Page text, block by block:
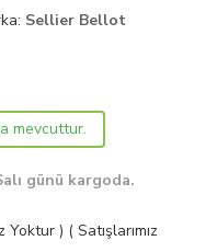
Sellier Bellot
mevcuttur.
günü kargoda.
Yoktur ) ( Satışlarımız